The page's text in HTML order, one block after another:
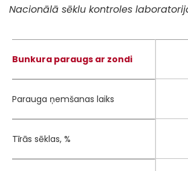
Nacionālā sēklu kontroles
Bunkura paraugs ar zondi
Parauga ņemšanas laiks
Tīrās sēklas, %